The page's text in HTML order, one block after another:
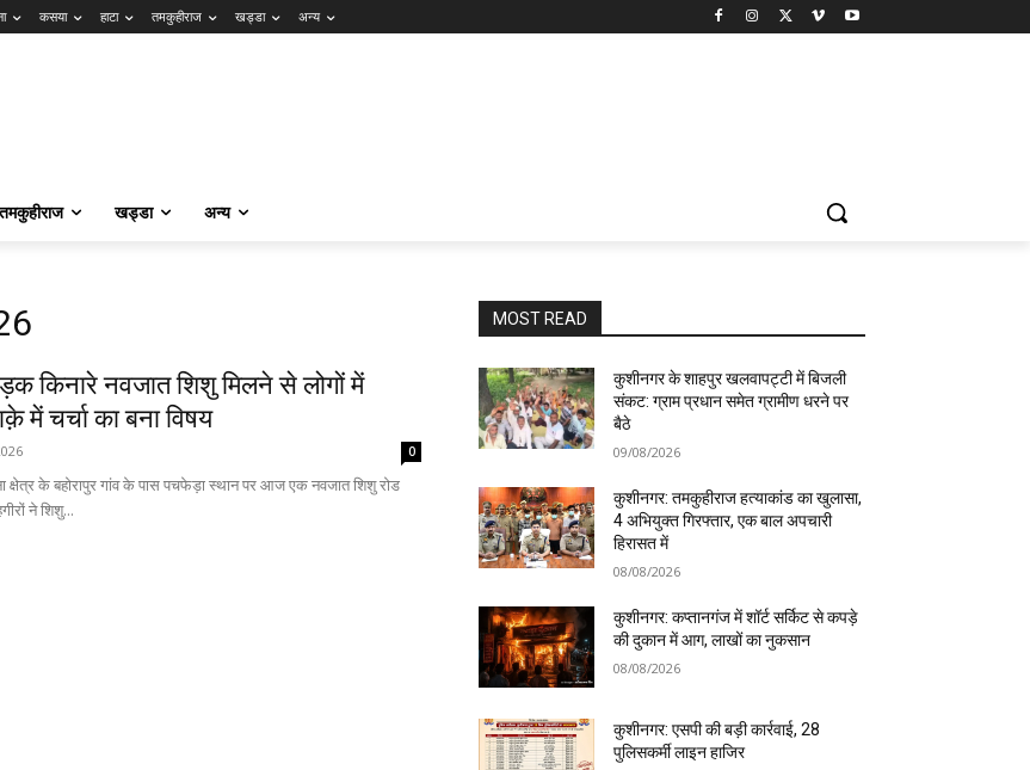
कसया हाटा तमकुहीराज खड्डा अन्य
तमकुहीराज खड्डा अन्य
किनारे नवजात शिशु मिलने से लोगों में
में चर्चा का बना विषय
0
क्षेत्र के बहोरापुर गांव के पास पचफेड़ा स्थान पर आज एक नवजात शिशु रोड
ने शिशु...
MOST READ
कुशीनगर के शाहपुर खलवापट्टी में बिजली
संकट: ग्राम प्रधान समेत ग्रामीण धरने पर
बैठे
09/08/2026
कुशीनगर: तमकुहीराज हत्याकांड का खुलासा,
4 अभियुक्त गिरफ्तार, एक बाल अपचारी
हिरासत में
08/08/2026
कुशीनगर: कप्तानगंज में शॉर्ट सर्किट से कपड़े
की दुकान में आग, लाखों का नुकसान
08/08/2026
कुशीनगर: एसपी की बड़ी कार्रवाई, 28
पुलिसकर्मी लाइन हाजिर